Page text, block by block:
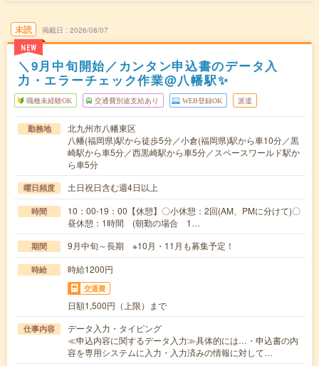
未読
NEW
掲載日 2026/08/07
＼9月中旬開始／カンタン申込書のデータ入
力・エラーチェック作業@八幡駅✨
職種未経験OK 交通費別途支給あり WEB登録OK 派遣
勤務地
北九州市八幡東区
八幡(福岡県)駅から徒歩5分／小倉(福岡県)駅から車10分／黒
崎駅から車5分／西黒崎駅から車5分／スペースワールド駅か
ら車5分
曜日頻度 土日祝日含む週4日以上
時間
10：00-19：00【休憩】〇小休憩：2回(AM、PMに分けて)〇
昼休憩：1時間 (朝勤の場合 1…
期間 9月中旬～長期 ※10月・11月も募集予定！
時給 時給1200円
交通費
日額1,500円（上限）まで
仕事内容
データ入力・タイピング
≪申込内容に関するデータ入力≫具体的には…・申込書の内
容を専用システムに入力・入力済みの情報に対して…